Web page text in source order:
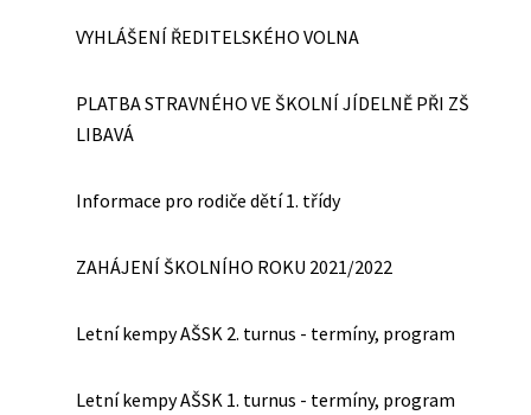
VYHLÁŠENÍ ŘEDITELSKÉHO VOLNA
PLATBA STRAVNÉHO VE ŠKOLNÍ JÍDELNĚ PŘI ZŠ
LIBAVÁ
Informace pro rodiče dětí 1. třídy
ZAHÁJENÍ ŠKOLNÍHO ROKU 2021/2022
Letní kempy AŠSK 2. turnus - termíny, program
Letní kempy AŠSK 1. turnus - termíny, program